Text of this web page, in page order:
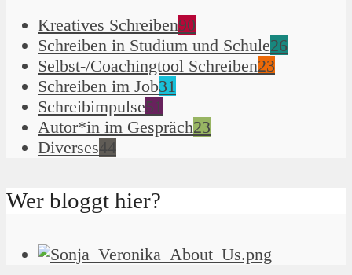
Kreatives Schreiben90
Schreiben in Studium und Schule26
Selbst-/Coachingtool Schreiben23
Schreiben im Job31
Schreibimpulse51
Autor*in im Gespräch23
Diverses44
Wer bloggt hier?